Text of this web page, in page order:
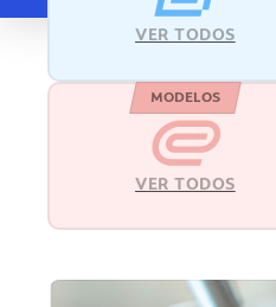
VER TODOS
MODELOS
VER TODOS